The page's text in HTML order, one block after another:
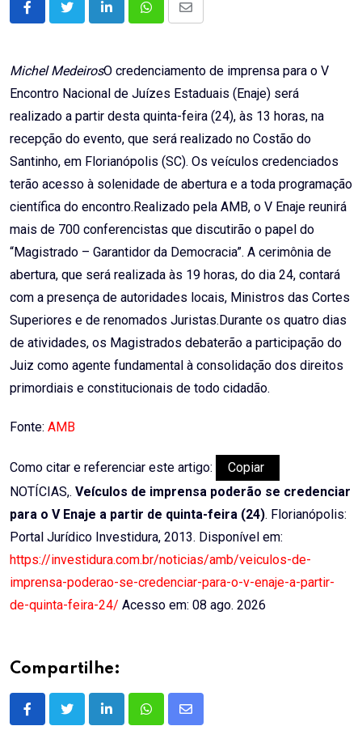
LinkedInWhatsappShare
Email
Michel MedeirosO credenciamento de imprensa para o V
Encontro Nacional de Juízes Estaduais (Enaje) será
realizado a partir desta quinta-feira (24), às 13 horas, na
recepção do evento, que será realizado no Costão do
Santinho, em Florianópolis (SC). Os veículos credenciados
terão acesso à solenidade de abertura e a toda programação
científica do encontro.Realizado pela AMB, o V Enaje reunirá
mais de 700 conferencistas que discutirão o papel do
“Magistrado – Garantidor da Democracia”. A cerimônia de
abertura, que será realizada às 19 horas, do dia 24, contará
com a presença de autoridades locais, Ministros das Cortes
Superiores e de renomados Juristas.Durante os quatro dias
de atividades, os Magistrados debaterão a participação do
Juiz como agente fundamental à consolidação dos direitos
primordiais e constitucionais de todo cidadão.
Fonte: AMB
Como citar e referenciar este artigo:
Copiar
NOTÍCIAS,. Veículos de imprensa poderão se credenciar
para o V Enaje a partir de quinta-feira (24). Florianópolis:
Portal Jurídico Investidura, 2013. Disponível em:
https://investidura.com.br/noticias/amb/veiculos-de-
imprensa-poderao-se-credenciar-para-o-v-enaje-a-partir-
de-quinta-feira-24/ Acesso em: 08 ago. 2026
Compartilhe:
LinkedInWhatsappShare